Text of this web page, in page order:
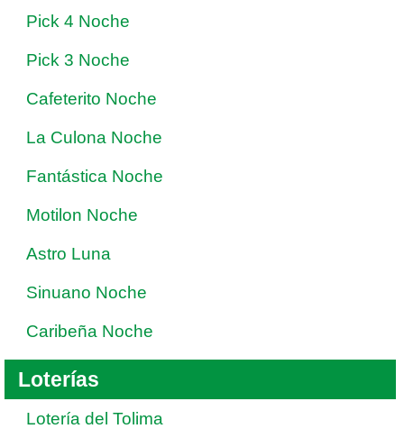
Pick 4 Noche
Pick 3 Noche
Cafeterito Noche
La Culona Noche
Fantástica Noche
Motilon Noche
Astro Luna
Sinuano Noche
Caribeña Noche
Loterías
Lotería del Tolima